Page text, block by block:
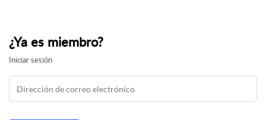
¿Ya es miembro?
Iniciar sesión